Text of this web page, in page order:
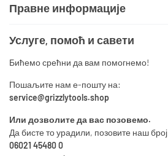
Правне информације
Услуге, помоћ и савети
Бићемо срећни да вам помогнемо!
Пошаљите нам е-пошту на:
service@grizzlytools.shop
Или дозволите да вас позовемо.
Да бисте то урадили, позовите наш број
06021 45480 0